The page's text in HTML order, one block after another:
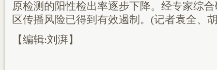
原检测的阳性检出率逐步下降。经专家综
区传播风险已得到有效遏制。(记者袁全、
【编辑:刘湃】